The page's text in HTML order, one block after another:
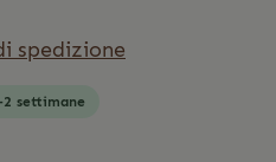
spedizione
settimane